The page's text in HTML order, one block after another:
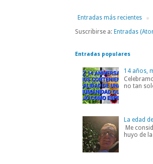
Entradas más recientes
Suscribirse a: Entradas
Entradas populares
14 años,
no tan
La edad
Me
huyo de